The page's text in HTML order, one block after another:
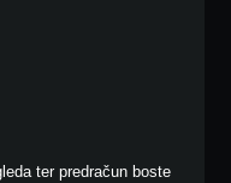
ter predračun boste